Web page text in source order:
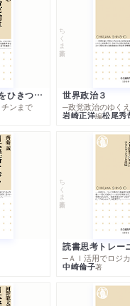
科学否定論はなぜ人をひきつけるのか
ンまで
ちくま新書
世界政治３
─政党政治のゆくえ
岩崎正洋編松尾秀
ちくま新書
読書思考トレー
中崎倫子著